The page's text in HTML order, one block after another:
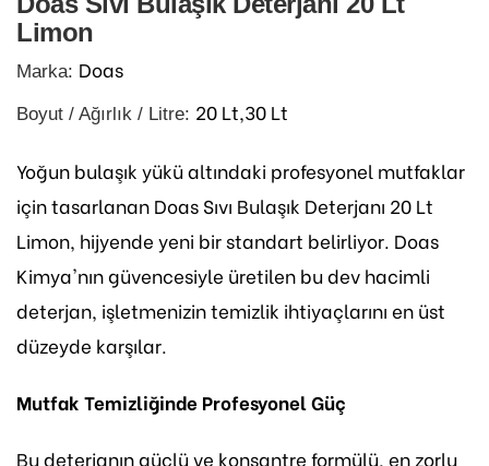
Limon
Marka: Doas
Boyut / Ağırlık / Litre: 20 Lt,30 Lt
Yoğun bulaşık yükü altındaki profesyonel mutfaklar
için tasarlanan Doas Sıvı Bulaşık Deterjanı 20 Lt
Limon, hijyende yeni bir standart belirliyor. Doas
Kimya'nın güvencesiyle üretilen bu dev hacimli
deterjan, işletmenizin temizlik ihtiyaçlarını en üst
düzeyde karşılar.
Mutfak Temizliğinde Profesyonel Güç
Bu deterjanın güçlü ve konsantre formülü, en zorlu